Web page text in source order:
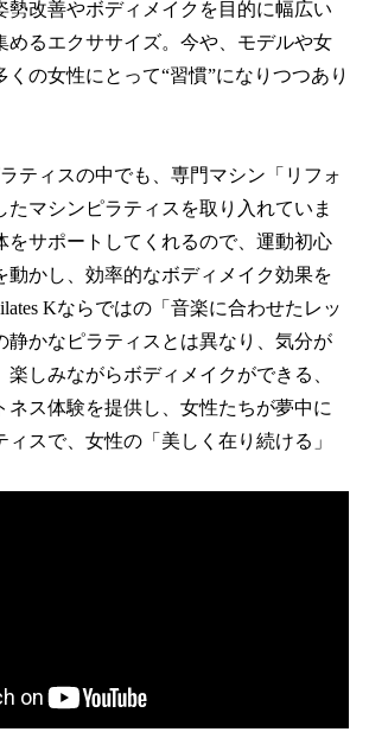
勢改善やボディメイクを目的に幅広い
めるエクササイズ。今や、モデルや女
くの女性にとって“習慣”になりつつあり
ティスの中でも、専門マシン「リフォ
たマシンピラティスを取り入れていま
をサポートしてくれるので、運動初心
動かし、効率的なボディメイク効果を
Kならではの「音楽に合わせたレッ
静かなピラティスとは異なり、気分が
楽しみながらボディメイクができる、
ネス体験を提供し、女性たちが夢中に
ィスで、女性の「美しく在り続ける」